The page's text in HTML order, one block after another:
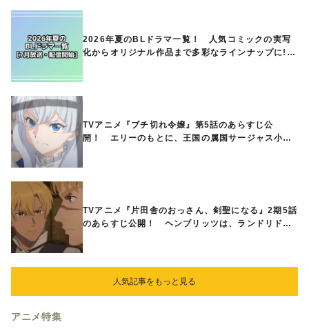
2026年夏のBLドラマ一覧！ 人気コミックの実写
化からオリジナル作品まで多彩なラインナップに!!
TVアニメ『ブチ切れ令嬢』第5話のあらすじ公
開！ エリーのもとに、王国の属国サージャス小王
TVアニメ『片田舎のおっさん、剣聖になる』2期5話
のあらすじ公開！ ヘンブリッツは、ランドリドに
人気記事をもっと見る
アニメ特集